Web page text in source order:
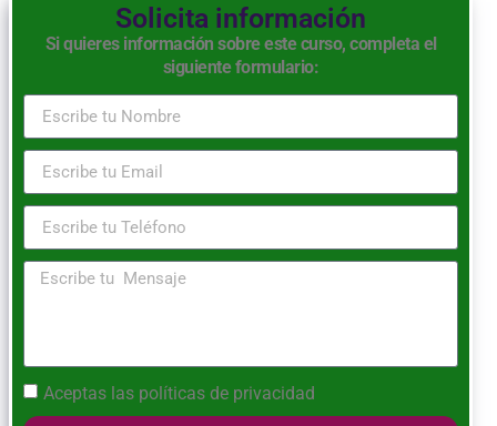
Solicita información
Si quieres información sobre este curso, completa el
siguiente formulario:
Aceptas las políticas de privacidad